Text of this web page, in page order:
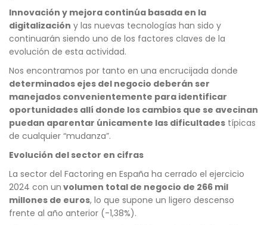
Innovación y mejora continúa basada en la
digitalización y las nuevas tecnologías han sido y
continuarán siendo uno de los factores claves de la
evolución de esta actividad.
Nos encontramos por tanto en una encrucijada donde
determinados ejes del negocio deberán ser
manejados convenientemente para identificar
oportunidades allí donde los cambios que se avecinan
puedan aparentar únicamente las dificultades típicas
de cualquier “mudanza”.
Evolución del sector en cifras
La sector del Factoring en España ha cerrado el ejercicio
2024 con un volumen total de negocio de 266 mil
millones de euros, lo que supone un ligero descenso
frente al año anterior (-1,38%).